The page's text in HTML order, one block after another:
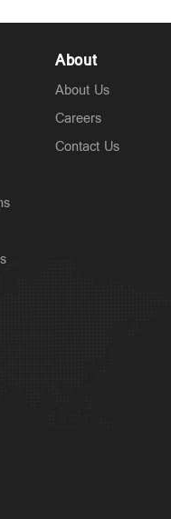
മോഹൻദാസ്
കാപ്പ
About
About Us
Careers
Contact Us